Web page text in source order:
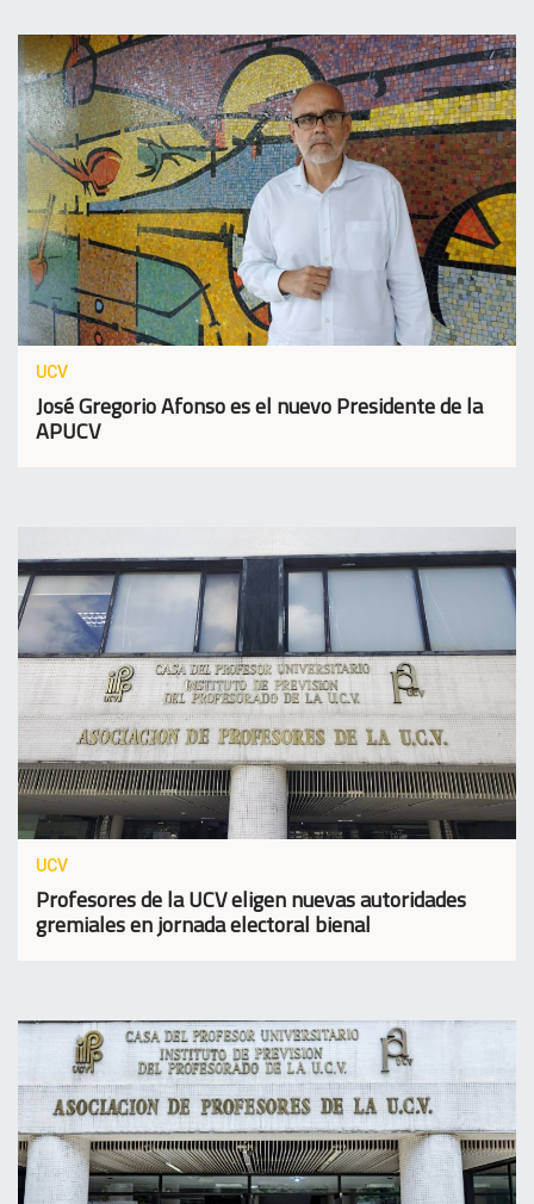
UCV
José Gregorio Afonso es el nuevo Presidente de la
APUCV
UCV
Profesores de la UCV eligen nuevas autoridades
gremiales en jornada electoral bienal